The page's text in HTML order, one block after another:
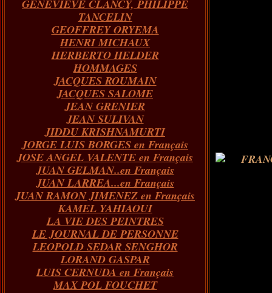
GENEVIEVE CLANCY, PHILIPPE
TANCELIN
GEOFFREY ORYEMA
HENRI MICHAUX
HERBERTO HELDER
HOMMAGES
JACQUES ROUMAIN
JACQUES SALOME
JEAN GRENIER
JEAN SULIVAN
JIDDU KRISHNAMURTI
JORGE LUIS BORGES en Français
JOSE ANGEL VALENTE en Français
JUAN GELMAN..en Français
JUAN LARREA...en Français
JUAN RAMON JIMENEZ en Français
KAMEL YAHIAOUI
LA VIE DES PEINTRES
LE JOURNAL DE PERSONNE
LEOPOLD SEDAR SENGHOR
LORAND GASPAR
LUIS CERNUDA en Français
MAX POL FOUCHET